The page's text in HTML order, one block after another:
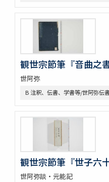
B 注釈、伝書、学書等/太鼓
B 注釈、伝書、学書等/家系図
B 注釈、伝書、学書等/注釈
B 注釈、伝書、学書等/随筆・
B 注釈、伝書、学書等/その他
C 付
C 付/脇
C 付/笛
C 付/小鼓
C 付/大鼓
C 付/四拍子
C 付/装束・作物他
D 史料
観世宗節筆『音曲之
世阿弥
B 注釈、伝書、学書等/世阿弥伝
観世宗節筆『世子六
世阿弥談・元能記